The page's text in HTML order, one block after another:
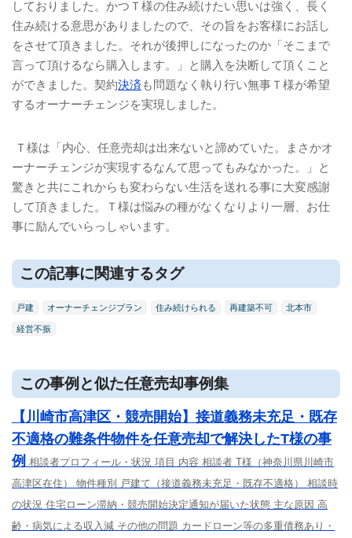
しておりました。かつＴ様の住み続けたい思いは強く、長く
住み続ける意思がありましたので、その旨をお客様にお話し
をさせて頂きました。それが後押しになったのか「そこまで
言って頂けるなら購入します。」と購入を決断して頂くこと
ができました。契約決済も問題なく執り行い無事Ｔ様が希望
するオーナーチェンジを実現しました。
Ｔ様は「内心、任意売却は出来ないと諦めていた。まさかオ
ーナーチェンジが実現するなんて思ってもみなかった。」と
驚きと共にこれからも変わらない生活を送れる事に大変感謝
して頂きました。Ｔ様は悩みの種がなくなりより一層、お仕
事に励んでいらっしゃいます。
この記事に関連するタグ
戸建 オーナーチェンジプラン 住み続けられる 再建築不可 北本市
経営不振
この事例と似た任意売却事例集
【川崎市高津区・競売開始】接道義務未充足・既存
不適格の難条件物件を任意売却で解決したT様の事
例 相談者プロフィール・状況 項目 内容 相談者 T様（神奈川県川崎市
高津区在住） 物件種別 戸建て（接道義務未充足・既存不適格） 相談時
の状況 住宅ローン滞納・競売開始決定通知が届いた状態 主な原因 高
齢・病気による収入減 その他の問題 カードローン等の多重債務あり・